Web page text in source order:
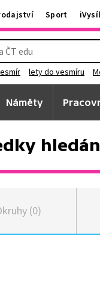
Sport
lety do vesmíru
Náměty
(0)